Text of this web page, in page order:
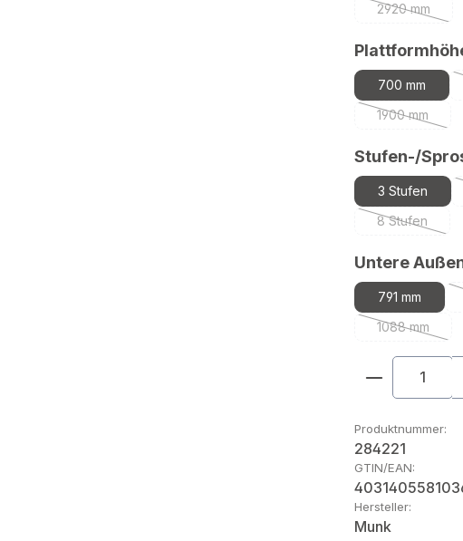
2920 mm
(Diese
700 mm
1900 mm
(Diese
Stufen-/
3 Stufen
8 Stufen
(Diese
Untere
791 mm
1088 mm
(Diese
Produkt
Produktnummer:
284221
GTIN/EAN:
Hersteller:
Munk